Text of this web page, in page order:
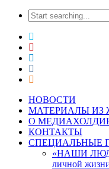
НОВОСТИ
МАТЕРИАЛЫ ИЗ
О
КОНТАКТЫ
СПЕЦИАЛЬНЫЕ
«НАШИ
личной